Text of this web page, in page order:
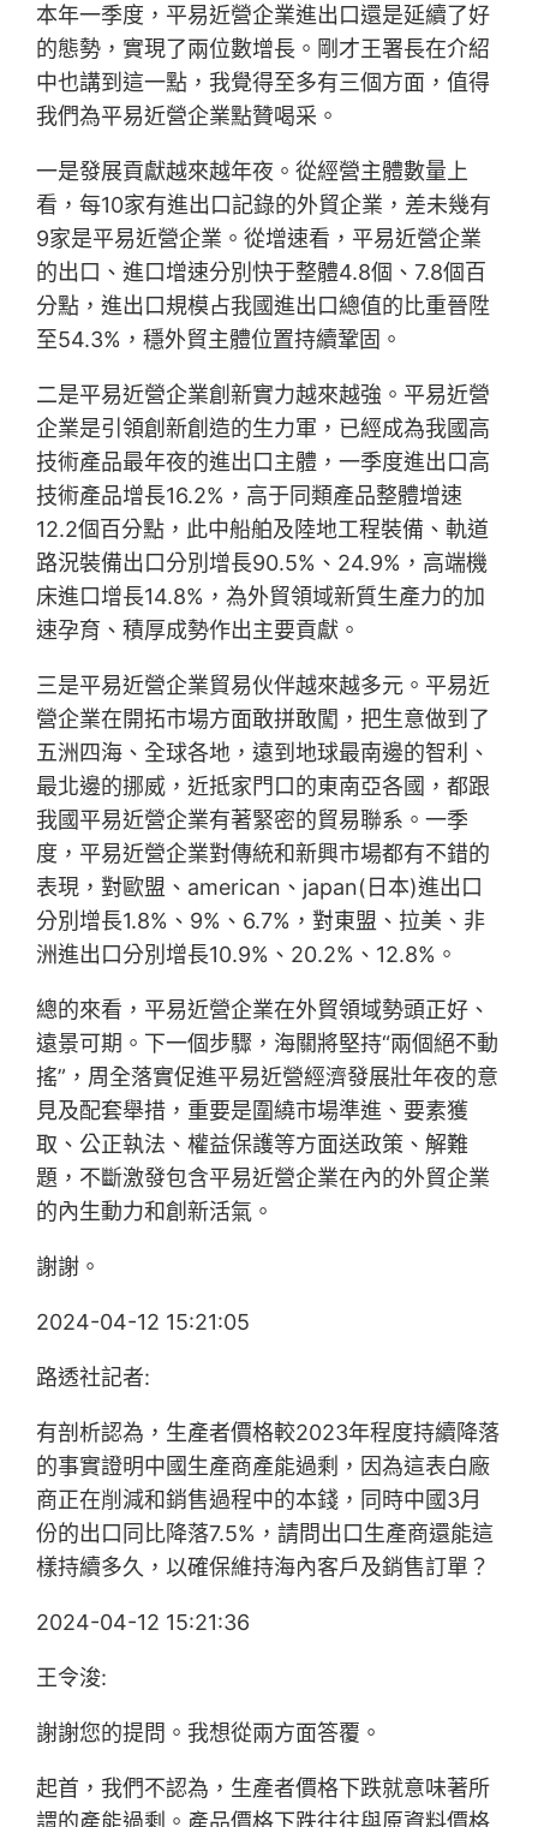
本年一季度，平易近營企業進出口還是延續了好
的態勢，實現了兩位數增長。剛才王署長在介紹
中也講到這一點，我覺得至多有三個方面，值得
我們為平易近營企業點贊喝采。
一是發展貢獻越來越年夜。從經營主體數量上
看，每10家有進出口記錄的外貿企業，差未幾有
9家是平易近營企業。從增速看，平易近營企業
的出口、進口增速分別快于整體4.8個、7.8個百
分點，進出口規模占我國進出口總值的比重晉陞
至54.3%，穩外貿主體位置持續鞏固。
二是平易近營企業創新實力越來越強。平易近營
企業是引領創新創造的生力軍，已經成為我國高
技術產品最年夜的進出口主體，一季度進出口高
技術產品增長16.2%，高于同類產品整體增速
12.2個百分點，此中船舶及陸地工程裝備、軌道
路況裝備出口分別增長90.5%、24.9%，高端機
床進口增長14.8%，為外貿領域新質生產力的加
速孕育、積厚成勢作出主要貢獻。
三是平易近營企業貿易伙伴越來越多元。平易近
營企業在開拓市場方面敢拼敢闖，把生意做到了
五洲四海、全球各地，遠到地球最南邊的智利、
最北邊的挪威，近抵家門口的東南亞各國，都跟
我國平易近營企業有著緊密的貿易聯系。一季
度，平易近營企業對傳統和新興市場都有不錯的
表現，對歐盟、american、japan(日本)進出口
分別增長1.8%、9%、6.7%，對東盟、拉美、非
洲進出口分別增長10.9%、20.2%、12.8%。
總的來看，平易近營企業在外貿領域勢頭正好、
遠景可期。下一個步驟，海關將堅持“兩個絕不動
搖”，周全落實促進平易近營經濟發展壯年夜的意
見及配套舉措，重要是圍繞市場準進、要素獲
取、公正執法、權益保護等方面送政策、解難
題，不斷激發包含平易近營企業在內的外貿企業
的內生動力和創新活氣。
謝謝。
2024-04-12 15:21:05
路透社記者:
有剖析認為，生產者價格較2023年程度持續降落
的事實證明中國生產商產能過剩，因為這表白廠
商正在削減和銷售過程中的本錢，同時中國3月
份的出口同比降落7.5%，請問出口生產商還能這
樣持續多久，以確保維持海內客戶及銷售訂單？
2024-04-12 15:21:36
王令浚:
謝謝您的提問。我想從兩方面答覆。
起首，我們不認為，生產者價格下跌就意味著所